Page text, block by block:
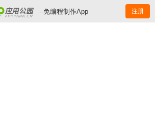
--免编程制作App 注册